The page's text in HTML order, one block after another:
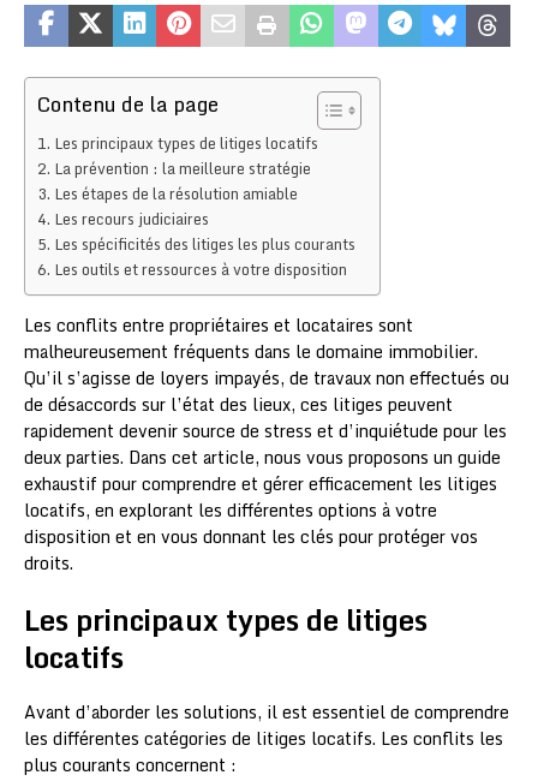
Contenu de la page
Les principaux types de litiges locatifs
La prévention : la meilleure stratégie
Les étapes de la résolution amiable
Les recours judiciaires
Les spécificités des litiges les plus courants
Les outils et ressources à votre disposition
Les conflits entre propriétaires et locataires sont
malheureusement fréquents dans le domaine immobilier.
Qu’il s’agisse de loyers impayés, de travaux non effectués ou
de désaccords sur l’état des lieux, ces litiges peuvent
rapidement devenir source de stress et d’inquiétude pour les
deux parties. Dans cet article, nous vous proposons un guide
exhaustif pour comprendre et gérer efficacement les litiges
locatifs, en explorant les différentes options à votre
disposition et en vous donnant les clés pour protéger vos
droits.
Les principaux types de litiges
locatifs
Avant d’aborder les solutions, il est essentiel de comprendre
les différentes catégories de litiges locatifs. Les conflits les
plus courants concernent :